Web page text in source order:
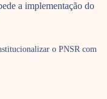
a implementação do
o PNSR com